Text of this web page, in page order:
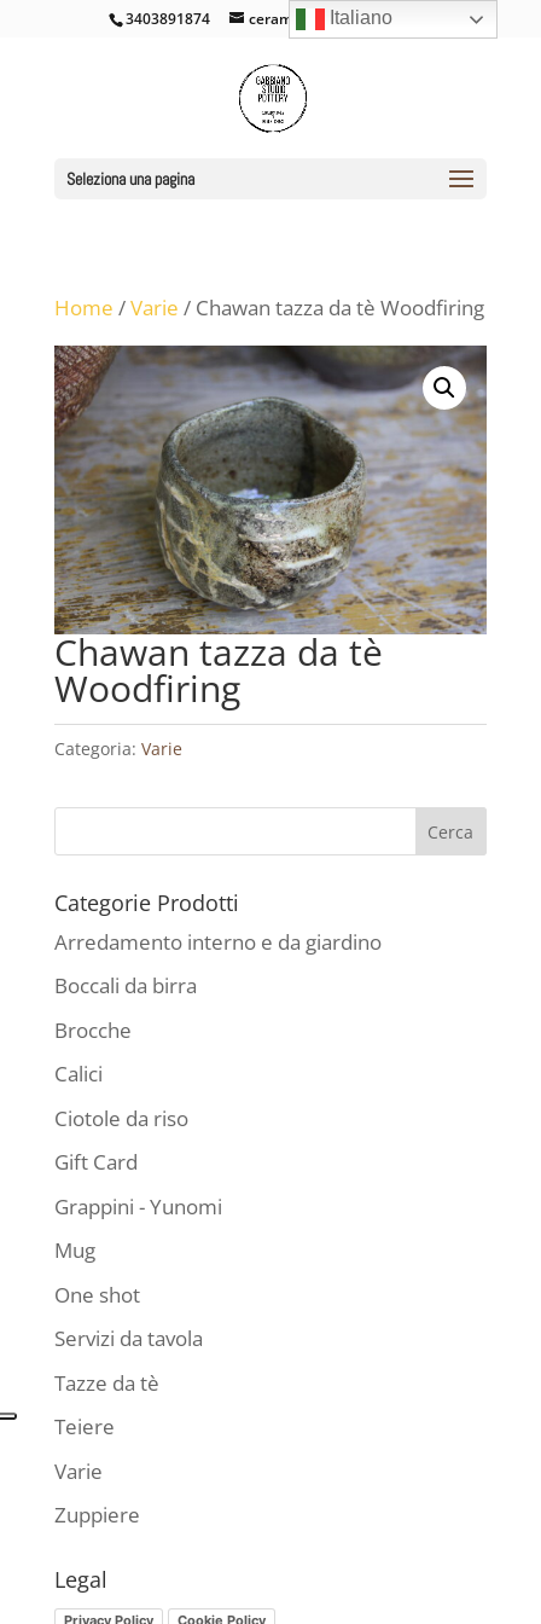
3403891874 ceramicacross@gmail.com
Seleziona una pagina
Home /Varie / Chawan tazza da tè Woodfiring
Chawan tazza da tè
Woodfiring
Categoria: Varie
Categorie Prodotti
Arredamento interno e da giardino
Boccali da birra
Brocche
Calici
Ciotole da riso
Gift Card
Grappini - Yunomi
Mug
One shot
Servizi da tavola
Tazze da tè
Teiere
Varie
Zuppiere
Legal
Italiano